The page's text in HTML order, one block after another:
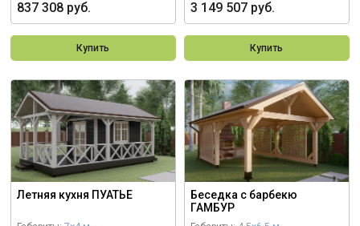
837 308 руб.
Купить
3 149 507 руб.
Купить
Летняя кухня ПУАТЬЕ
Беседка с барбекю
ГАМБУР